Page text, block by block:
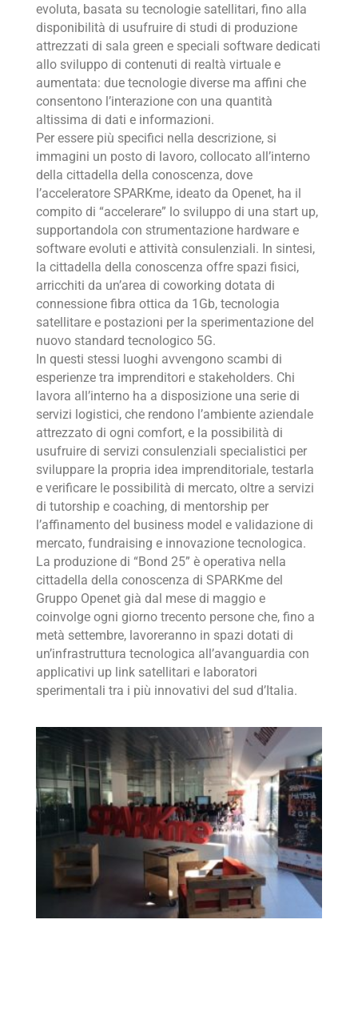
evoluta, basata su tecnologie satellitari, fino alla
disponibilità di usufruire di studi di produzione
attrezzati di sala green e speciali software dedicati
allo sviluppo di contenuti di realtà virtuale e
aumentata: due tecnologie diverse ma affini che
consentono l’interazione con una quantità
altissima di dati e informazioni.
Per essere più specifici nella descrizione, si
immagini un posto di lavoro, collocato all’interno
della cittadella della conoscenza, dove
l’acceleratore SPARKme, ideato da Openet, ha il
compito di “accelerare” lo sviluppo di una start up,
supportandola con strumentazione hardware e
software evoluti e attività consulenziali. In sintesi,
la cittadella della conoscenza offre spazi fisici,
arricchiti da un’area di coworking dotata di
connessione fibra ottica da 1Gb, tecnologia
satellitare e postazioni per la sperimentazione del
nuovo standard tecnologico 5G.
In questi stessi luoghi avvengono scambi di
esperienze tra imprenditori e stakeholders. Chi
lavora all’interno ha a disposizione una serie di
servizi logistici, che rendono l’ambiente aziendale
attrezzato di ogni comfort, e la possibilità di
usufruire di servizi consulenziali specialistici per
sviluppare la propria idea imprenditoriale, testarla
e verificare le possibilità di mercato, oltre a servizi
di tutorship e coaching, di mentorship per
l’affinamento del business model e validazione di
mercato, fundraising e innovazione tecnologica.
La produzione di “Bond 25” è operativa nella
cittadella della conoscenza di SPARKme del
Gruppo Openet già dal mese di maggio e
coinvolge ogni giorno trecento persone che, fino a
metà settembre, lavoreranno in spazi dotati di
un’infrastruttura tecnologica all’avanguardia con
applicativi up link satellitari e laboratori
sperimentali tra i più innovativi del sud d’Italia.